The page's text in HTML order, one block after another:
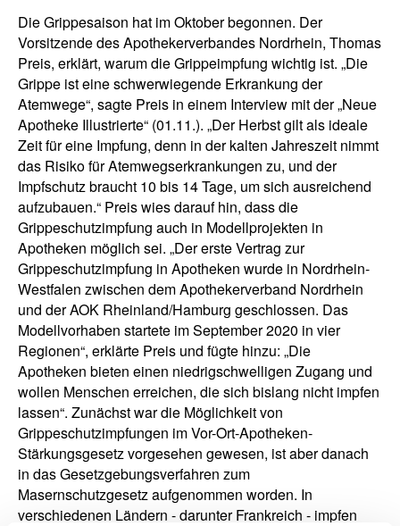
Die Grippesaison hat im Oktober begonnen. Der
Vorsitzende des Apothekerverbandes Nordrhein, Thomas
Preis, erklärt, warum die Grippeimpfung wichtig ist. „Die
Grippe ist eine schwerwiegende Erkrankung der
Atemwege“, sagte Preis in einem Interview mit der „Neue
Apotheke Illustrierte“ (01.11.). „Der Herbst gilt als ideale
Zeit für eine Impfung, denn in der kalten Jahreszeit nimmt
das Risiko für Atemwegserkrankungen zu, und der
Impfschutz braucht 10 bis 14 Tage, um sich ausreichend
aufzubauen.“ Preis wies darauf hin, dass die
Grippeschutzimpfung auch in Modellprojekten in
Apotheken möglich sei. „Der erste Vertrag zur
Grippeschutzimpfung in Apotheken wurde in Nordrhein-
Westfalen zwischen dem Apothekerverband Nordrhein
und der AOK Rheinland/Hamburg geschlossen. Das
Modellvorhaben startete im September 2020 in vier
Regionen“, erklärte Preis und fügte hinzu: „Die
Apotheken bieten einen niedrigschwelligen Zugang und
wollen Menschen erreichen, die sich bislang nicht impfen
lassen“. Zunächst war die Möglichkeit von
Grippeschutzimpfungen im Vor-Ort-Apotheken-
Stärkungsgesetz vorgesehen gewesen, ist aber danach
in das Gesetzgebungsverfahren zum
Masernschutzgesetz aufgenommen worden. In
verschiedenen Ländern - darunter Frankreich - impfen